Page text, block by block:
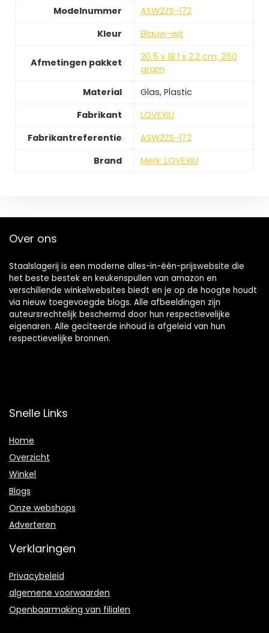
Modelnummer
ASW2ZS-172
Kleur
Blauw-wit
Afmetingen pakket
20.5 x 18.1 x 2.2 cm; 250
gram
Material
Glas, Plastic
Fabrikant
LOVEXIU
Fabrikantreferentie
ASW2ZS-172
Brand
Merk: LOVEXIU
Over ons
Staalslagerij is een moderne alles-in-één-prijswebsite die
het beste bestek en keukenspullen van amazon en
verschillende winkelwebsites biedt en je op de hoogte houdt
via nieuw toegevoegde blogs. Alle afbeeldingen zijn
auteursrechtelijk beschermd door hun respectievelijke
eigenaren. Alle geciteerde inhoud is afgeleid van hun
respectievelijke bronnen.
Snelle Links
Home
Overzicht
Winkel
Blogs
Onze webshops
Adverteren
Verklaringen
Privacybeleid
algemene voorwaarden
Openbaarmaking van filialen